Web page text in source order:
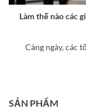
Làm thế nào các
Càng ngày, các
SẢN PHẨM